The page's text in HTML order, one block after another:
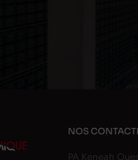
NOS
PA Keneah